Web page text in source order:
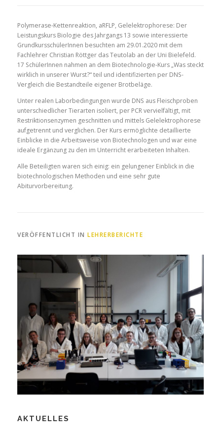
Polymerase-Kettenreaktion, aRFLP, Gelelektrophorese: Der
Leistungskurs Biologie des Jahrgangs 13 sowie interessierte
GrundkursschülerInnen besuchten am 29.01.2020 mit dem
Fachlehrer Christian Röttger das Teutolab an der Uni Bielefeld.
17 SchülerInnen nahmen an dem Biotechnologie-Kurs „Was steckt
wirklich in unserer Wurst?“ teil und identifizierten per DNS-
Vergleich die Bestandteile eigener Brotbeläge.
Unter realen Laborbedingungen wurde DNS aus Fleischproben
unterschiedlicher Tierarten isoliert, per PCR vervielfältigt, mit
Restriktionsenzymen geschnitten und mittels Gelelektrophorese
aufgetrennt und verglichen. Der Kurs ermöglichte detaillierte
Einblicke in die Arbeitsweise von Biotechnologen und war eine
ideale Ergänzung zu den im Unterricht erarbeiteten Inhalten.
Alle Beteiligten waren sich einig: ein gelungener Einblick in die
biotechnologischen Methoden und eine sehr gute
Abiturvorbereitung.
VERÖFFENTLICHT IN LEHRERBERICHTE
AKTUELLES